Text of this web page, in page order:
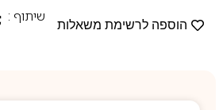
הוספה לרשימת משאלות
שיתוף :